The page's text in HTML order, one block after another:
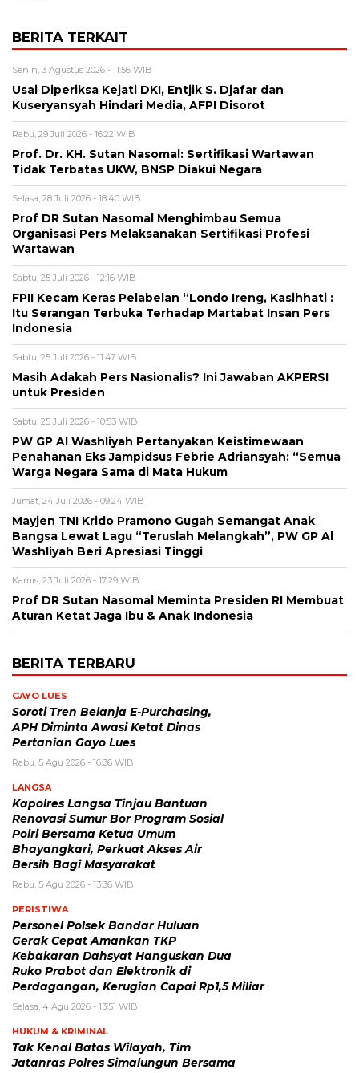
BERITA TERKAIT
Senin, 3 Agustus 2026 - 11:56 WIB
Usai Diperiksa Kejati DKI, Entjik S. Djafar dan
Kuseryansyah Hindari Media, AFPI Disorot
Rabu, 29 Juli 2026 - 16:22 WIB
Prof. Dr. KH. Sutan Nasomal: Sertifikasi Wartawan
Tidak Terbatas UKW, BNSP Diakui Negara
Selasa, 28 Juli 2026 - 18:40 WIB
Prof DR Sutan Nasomal Menghimbau Semua
Organisasi Pers Melaksanakan Sertifikasi Profesi
Wartawan
Sabtu, 25 Juli 2026 - 12:16 WIB
FPII Kecam Keras Pelabelan “Londo Ireng, Kasihhati :
Itu Serangan Terbuka Terhadap Martabat Insan Pers
Indonesia
Sabtu, 25 Juli 2026 - 11:47 WIB
Masih Adakah Pers Nasionalis? Ini Jawaban AKPERSI
untuk Presiden
Sabtu, 25 Juli 2026 - 10:53 WIB
PW GP Al Washliyah Pertanyakan Keistimewaan
Penahanan Eks Jampidsus Febrie Adriansyah: “Semua
Warga Negara Sama di Mata Hukum
Jumat, 24 Juli 2026 - 09:24 WIB
Mayjen TNI Krido Pramono Gugah Semangat Anak
Bangsa Lewat Lagu “Teruslah Melangkah”, PW GP Al
Washliyah Beri Apresiasi Tinggi
Kamis, 23 Juli 2026 - 17:29 WIB
Prof DR Sutan Nasomal Meminta Presiden RI Membuat
Aturan Ketat Jaga Ibu & Anak Indonesia
BERITA TERBARU
GAYO LUES
Soroti Tren Belanja E-Purchasing,
APH Diminta Awasi Ketat Dinas
Pertanian Gayo Lues
Rabu, 5 Agu 2026 - 16:36 WIB
LANGSA
Kapolres Langsa Tinjau Bantuan
Renovasi Sumur Bor Program Sosial
Polri Bersama Ketua Umum
Bhayangkari, Perkuat Akses Air
Bersih Bagi Masyarakat
Rabu, 5 Agu 2026 - 13:36 WIB
PERISTIWA
Personel Polsek Bandar Huluan
Gerak Cepat Amankan TKP
Kebakaran Dahsyat Hanguskan Dua
Ruko Prabot dan Elektronik di
Perdagangan, Kerugian Capai Rp1,5 Miliar
Selasa, 4 Agu 2026 - 13:51 WIB
HUKUM & KRIMINAL
Tak Kenal Batas Wilayah, Tim
Jatanras Polres Simalungun Bersama